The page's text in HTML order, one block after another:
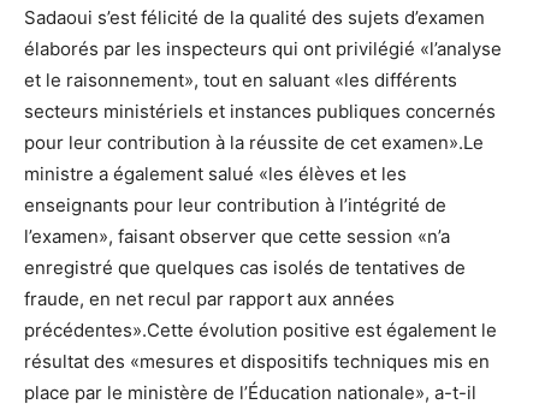
Sadaoui s’est félicité de la qualité des sujets d’examen
élaborés par les inspecteurs qui ont privilégié «l’analyse
et le raisonnement», tout en saluant «les différents
secteurs ministériels et instances publiques concernés
pour leur contribution à la réussite de cet examen».Le
ministre a également salué «les élèves et les
enseignants pour leur contribution à l’intégrité de
l’examen», faisant observer que cette session «n’a
enregistré que quelques cas isolés de tentatives de
fraude, en net recul par rapport aux années
précédentes».Cette évolution positive est également le
résultat des «mesures et dispositifs techniques mis en
place par le ministère de l’Éducation nationale», a-t-il